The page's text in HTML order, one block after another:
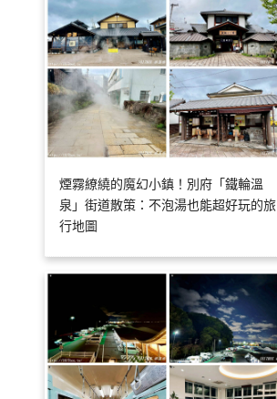
煙霧繚繞的魔幻小鎮！別府「鐵輪溫
泉」街道散策：不泡湯也能超好玩的旅
行地圖